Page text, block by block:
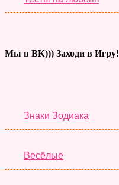
Мы в ВК))) Заходи в Игру!
Знаки Зодиака
Весёлые